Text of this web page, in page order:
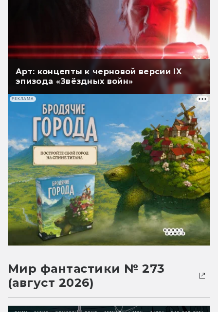
Арт: концепты к черновой версии IX
эпизода «Звёздных войн»
РЕКЛАМА
Мир фантастики № 273
(август 2026)